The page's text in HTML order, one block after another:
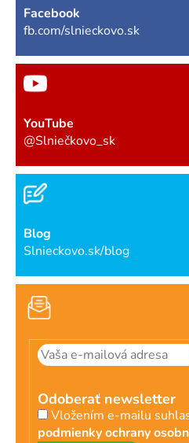
Facebook
fb.com/slnieckovo.sk
YouTube
@Slniečkovo_sk
Blog
Slnieckovo.sk/blog
Odoberať newsletter
Vložením e-mailu
podmienky ochrany